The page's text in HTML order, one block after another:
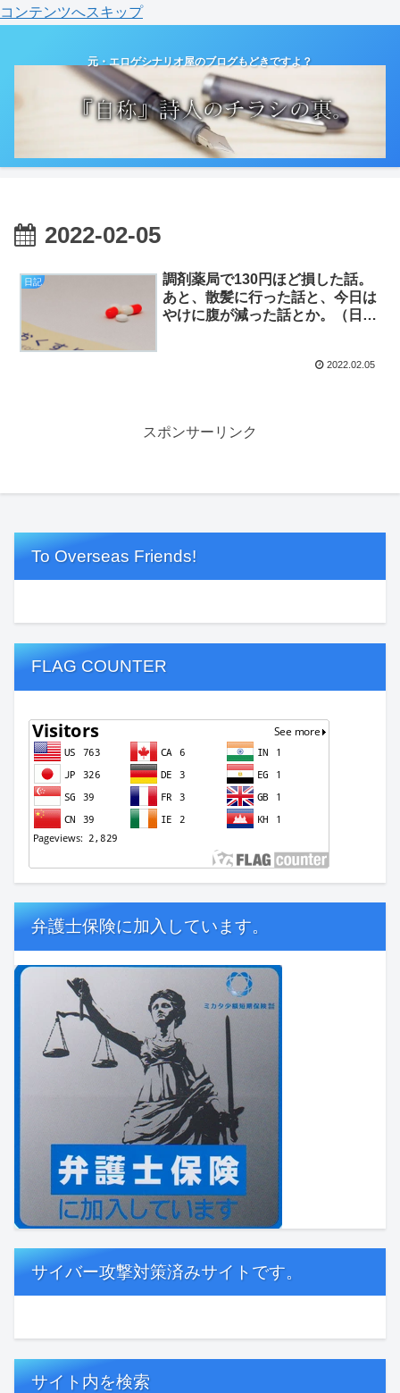
コンテンツへスキップ
元・エロゲシナリオ屋のブログもどきですよ？
2022-02-05
日記
調剤薬局で130円ほど損した話。
あと、散髪に行った話と、今日は
やけに腹が減った話とか。（日
2022.02.05
スポンサーリンク
To Overseas Friends!
FLAG COUNTER
弁護士保険に加入しています。
サイバー攻撃対策済みサイトです。
サイト内を検索